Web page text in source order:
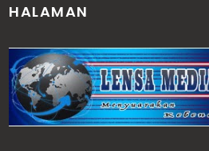
HALAMAN